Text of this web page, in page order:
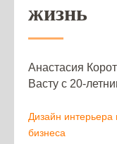
жизнь
Анастасия
Васту с 20-
Дизайн интерьера
бизнеса